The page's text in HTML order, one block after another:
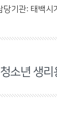
당기관: 태백
소년 생리